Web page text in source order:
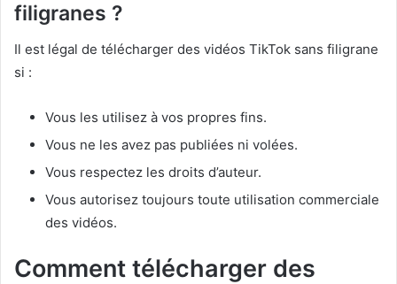
filigranes ?
Il est légal de télécharger des vidéos TikTok sans filigrane
si :
Vous les utilisez à vos propres fins.
Vous ne les avez pas publiées ni volées.
Vous respectez les droits d’auteur.
Vous autorisez toujours toute utilisation commerciale
des vidéos.
Comment télécharger des